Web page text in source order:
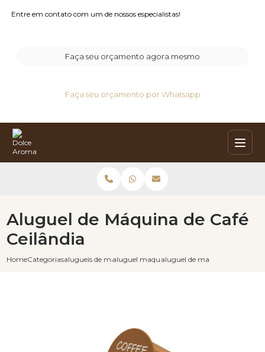
Entre em contato com um de nossos especialistas!
Faça seu orçamento agora mesmo
Faça seu orçamento por Whatsapp
HomeCategoriasalugueis de maquinas de cafealuguel maquina cafe expresso
aluguel de maquina de cafe
Aluguel de Máquina de Café
Ceilândia